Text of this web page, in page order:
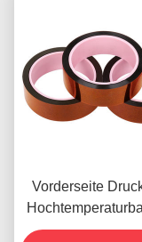
Vorderseite
das vorhandene